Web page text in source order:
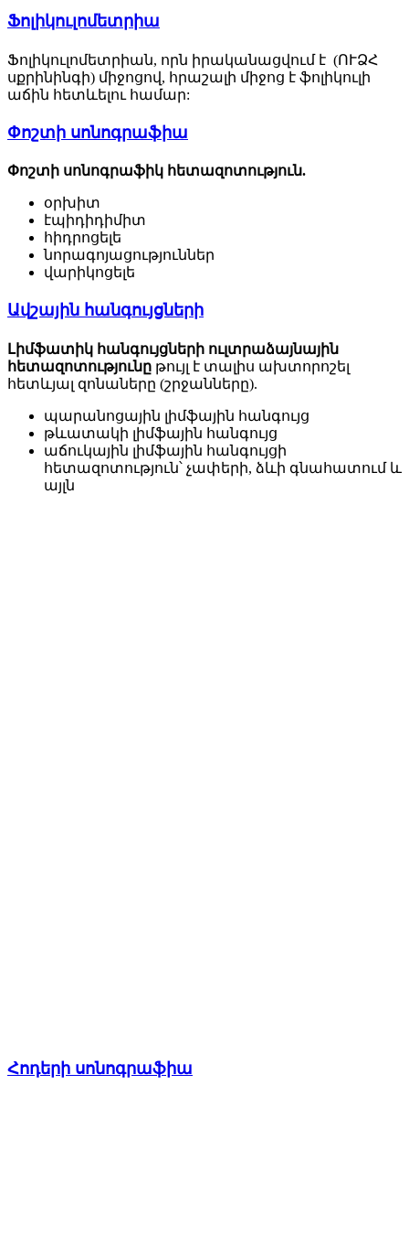
Ֆոլիկուլոմետրիա
Ֆոլիկուլոմետրիան, որն իրականացվում է (ՈՒՁՀ
սքրինինգի) միջոցով, հրաշալի միջոց է ֆոլիկուլի
աճին հետևելու համար:
Փոշտի սոնոգրաֆիա
Փոշտի սոնոգրաֆիկ հետազոտություն.
օրխիտ
էպիդիդիմիտ
հիդրոցելե
նորագոյացություններ
վարիկոցելե
Ավշային հանգույցների
Լիմֆատիկ հանգույցների ուլտրաձայնային
հետազոտությունը թույլ է տալիս ախտորոշել
հետևյալ զոնաները (շրջանները).
պարանոցային լիմֆային հանգույց
թևատակի լիմֆային հանգույց
աճուկային լիմֆային հանգույցի
հետազոտություն՝ չափերի, ձևի գնահատում և
այլն
Հոդերի սոնոգրաֆիա